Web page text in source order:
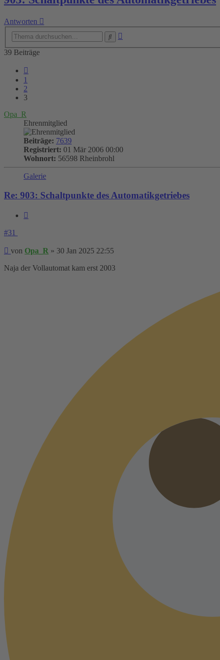
Antworten
39 Beiträge
1
2
3
Opa_R
Ehrenmitglied
Beiträge: 7639
Registriert: 01 Mär 2006 00:00
Wohnort: 56598 Rheinbrohl
Galerie
Re: 903: Schaltpunkte des Automatikgetriebes
#31
Beitrag
von Opa_R » 30 Jan 2025 22:55
Naja der Vollautomat kam erst 2003